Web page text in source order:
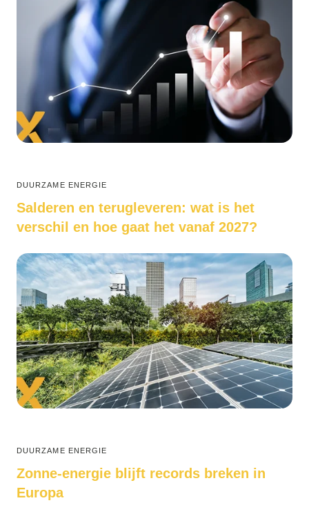
DUURZAME ENERGIE
Salderen en terugleveren: wat is het
verschil en hoe gaat het vanaf 2027?
DUURZAME ENERGIE
Zonne-energie blijft records breken in
Europa